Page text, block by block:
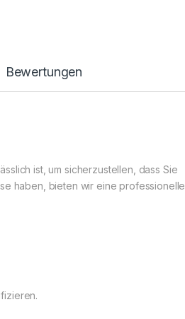
Bewertungen
ist, um sicherzustellen, dass Sie
haben, bieten wir eine professionelle